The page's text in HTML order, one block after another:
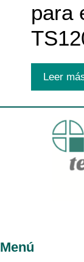
para
Leer
Menú